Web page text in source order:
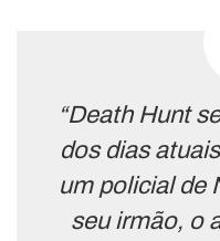
“Death Hunt
dos dias
um policial de
seu irmão, o